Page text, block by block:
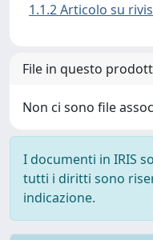
1.1.2 Articolo su
File in questo
Non ci sono file
I documenti in IRIS
tutti i diritti sono
indicazione.